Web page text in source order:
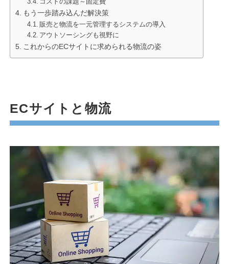
もう一歩踏み込んだ解決策
販売と物流を一元管理するシステムの導入
アウトソーシングも視野に
これからのECサイトに求められる物流の姿
ECサイトと物流